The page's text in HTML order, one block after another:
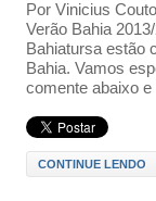
Por Vinicius
Verão Bahia
Bahiatursa estão
Bahia. Vamos
comente abaixo
CONTINUE LENDO